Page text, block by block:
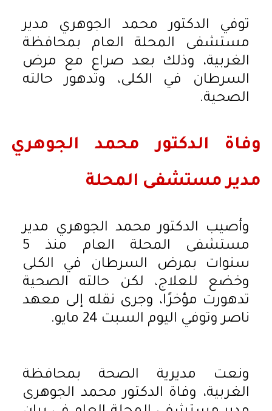
توفي الدكتور محمد الجوهري مدير
مستشفى المحلة العام بمحافظة
الغربية، وذلك بعد صراع مع مرض
السرطان في الكلى، وتدهور حالته
الصحية.
وفاة الدكتور محمد الجوهري
مدير مستشفى المحلة
وأصيب الدكتور محمد الجوهري مدير
مستشفى المحلة العام منذ 5
سنوات بمرض السرطان في الكلى
وخضع للعلاج، لكن حالته الصحية
تدهورت مؤخرًا، وجرى نقله إلى معهد
ناصر وتوفي اليوم السبت 24 مايو.
ونعت مديرية الصحة بمحافظة
الغربية، وفاة الدكتور محمد الجوهرى